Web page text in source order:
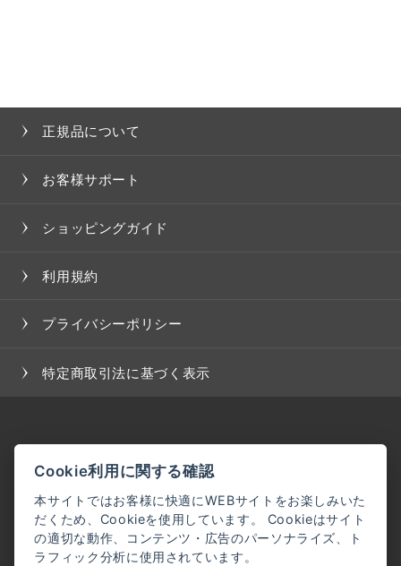
正規品について
お客様サポート
ショッピングガイド
利用規約
プライバシーポリシー
特定商取引法に基づく表示
Cookie利用に関する確認
本サイトではお客様に快適にWEBサイトをお楽しみいた
だくため、Cookieを使用しています。 Cookieはサイト
の適切な動作、コンテンツ・広告のパーソナライズ、ト
ラフィック分析に使用されています。